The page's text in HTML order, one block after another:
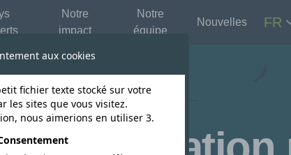
Notre
impact
Notre
équipe
Nouvelles FR
Indonésie
aux cookies
fichier texte stocké sur votre
les sites que vous visitez.
nous aimerions en utiliser 3.